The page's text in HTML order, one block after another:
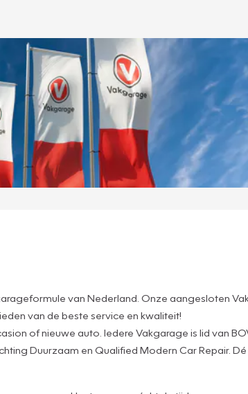
van Nederland. Onze aangesloten
van de beste service en kwaliteit!
of nieuwe auto. Iedere Vakgarage is lid van
Duurzaam en Qualified Modern Car Repair.